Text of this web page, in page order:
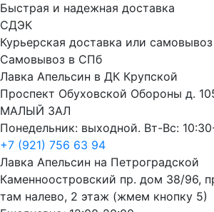
Быстрая и надежная доставка
СДЭК
Курьерская доставка или
Самовывоз в СПб
Лавка Апельсин в ДК Крупской
Проспект Обуховской Обороны д.
МАЛЫЙ ЗАЛ
Понедельник: выходной. Вт-Вс:
+7 (921) 756 63 94
Лавка Апельсин на Петроградской
Каменноостровский пр. дом 38/96,
там налево, 2 этаж (жмем кнопку 5)